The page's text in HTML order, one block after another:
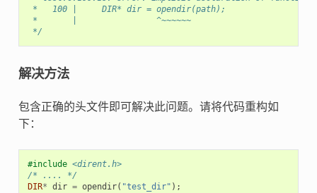
*   100 |     DIR* dir = opendir(path);
*       |                ^~~~~~~
*/
解决方法
包含正确的头文件即可解决此问题。请将代码重构如
下：
#include <dirent.h>
/* .... */
DIR* dir = opendir( "test_dir" );